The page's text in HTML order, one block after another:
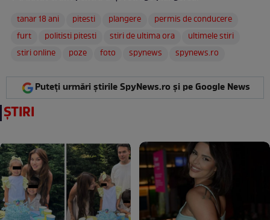
tanar 18 ani
pitesti plangere
permis de conducere
furt
politisti pitesti stiri de ultima ora
ultimele stiri
stiri online
poze foto spynews spynews.ro
Puteți urmări știrile SpyNews.ro și pe Google News
ȘTIRI